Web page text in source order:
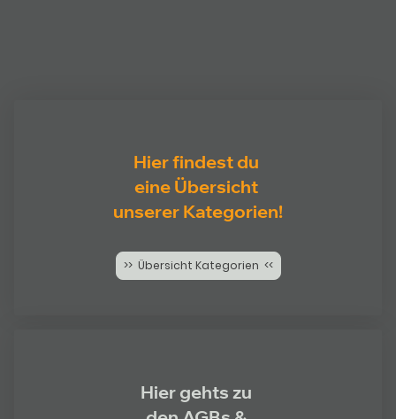
Hier findest du
eine Übersicht
unserer Kategorien!
>> Übersicht Kategorien <<
Hier gehts zu